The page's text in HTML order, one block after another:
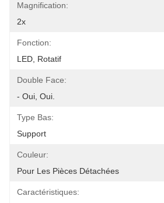
Magnification:
2x
Fonction:
LED, Rotatif
Double Face:
- Oui, Oui.
Type Bas:
Support
Couleur:
Pour Les Pièces Détachées
Caractéristiques: